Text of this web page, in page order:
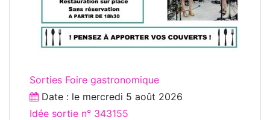
Sorties Foire gastronomique
Date : le mercredi 5 août 2026
Idée sortie n° 343155